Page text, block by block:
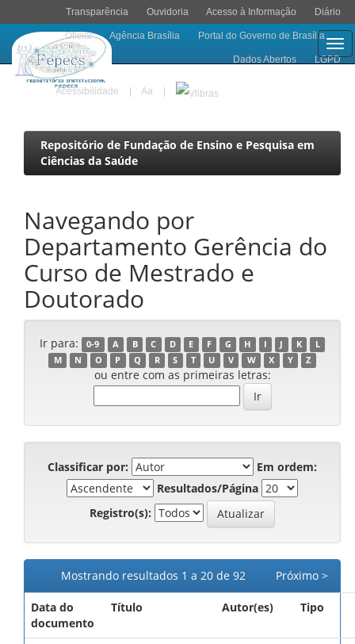
Skip
navigation
Transparência Ouvidoria Acesso à Informação Diário
Oficial Agência Brasília Portal do Governo de Brasília
Dados Abertos LGPD
Acessibilidade Aa
Repositório de Fundação de Ensino e Pesquisa em
Ciências da Saúde
Navegando por
Departamento Gerência do
Curso de Mestrado e
Doutorado
Ir para: 0-9 A B C D E F G H I J K
L
M
N O P Q R S T U V W X Y Z
ou entre com as primeiras letras:
Classificar por:
Em ordem:
Resultados/Página
Registro(s):
Mostrando resultados 1 a 20 de 92 Próximo >
Data do
documento
Título Autor(es) Tipo